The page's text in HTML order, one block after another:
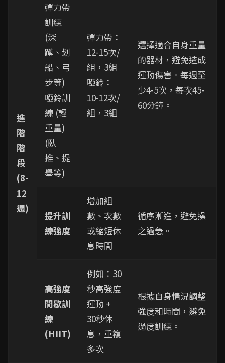
進
階
階
段
(8-
12
週)
彈力帶
訓練
(深
蹲、划
船、弓
步等)
啞鈴訓
練 (輕
重量)
(臥
推、提
舉等)
彈力帶：
12-15次/
組，3組
啞鈴：
10-12次/
組，3組
選擇適合自身重量
的器材，避免造成
運動傷害。每週至
少4-5次，每次45-
60分鐘。
提升訓
練強度
增加組
數、次數
或縮短休
息時間
循序漸進，避免操
之過急。
高強度
間歇訓
練
(HIIT)
例如：30
秒高強度
運動 +
30秒休
息，重複
多次
根據自身情況調整
強度和時間，避免
過度訓練。